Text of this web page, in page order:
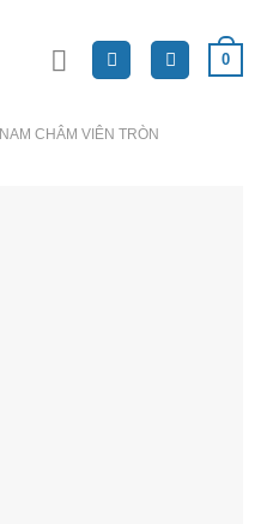
0
NAM CHÂM VIÊN TRÒN